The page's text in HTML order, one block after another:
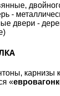
-
двери -
карнизы
«